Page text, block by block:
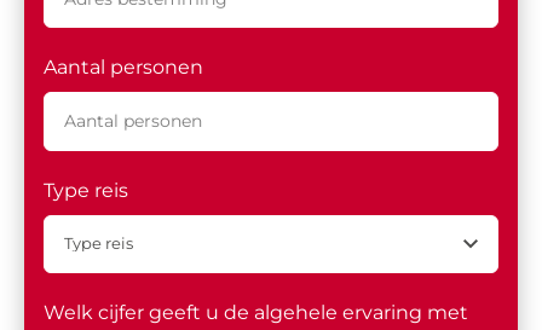
Aantal personen
Type reis
Welk cijfer geeft u de algehele ervaring met